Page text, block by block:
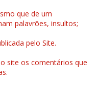
que de um
palavrões, insultos;
pelo Site.
site os comentários que